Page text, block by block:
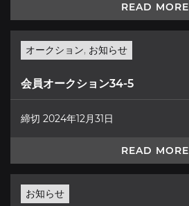
READ MORE
オークション, お知らせ
会員オークション34-5
締切 2024年12月31日
READ MORE
お知らせ